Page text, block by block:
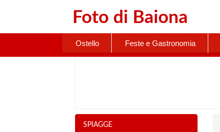
Foto di Baiona
Ostello Feste e Gastronomia
SPIAGGE